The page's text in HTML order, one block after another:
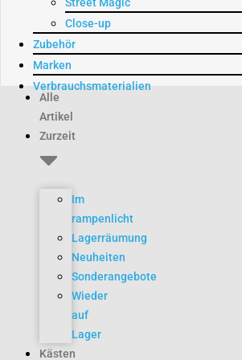
Street Magic
Close-up
Zubehör
Marken
Verbrauchsmaterialien
Alle
Artikel
Zurzeit
Im
rampenlicht
Lagerräumung
Neuheiten
Sonderangebote
Wieder
auf
Lager
Kästen